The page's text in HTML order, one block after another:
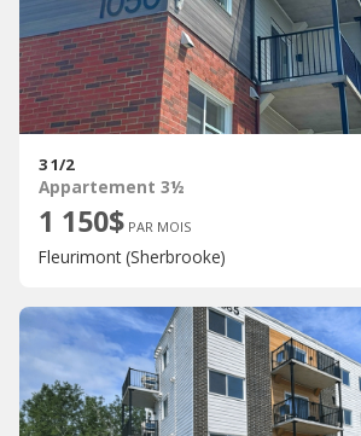
3 1/2
Appartement 3½
1 150$ PAR MOIS
Fleurimont (Sherbrooke)